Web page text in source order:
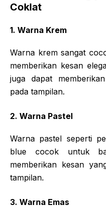
Coklat
1. Warna Krem
Warna krem sangat
memberikan kesan
juga dapat
pada tampilan.
2. Warna Pastel
Warna pastel seperti
blue cocok untuk
memberikan kesan
tampilan.
3. Warna Emas